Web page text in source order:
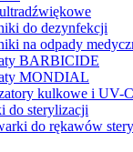
do dezynfekcji
na odpady
BARBICIDE
MONDIAL
kulkowe i UV-C
do sterylizacji
do rękawów